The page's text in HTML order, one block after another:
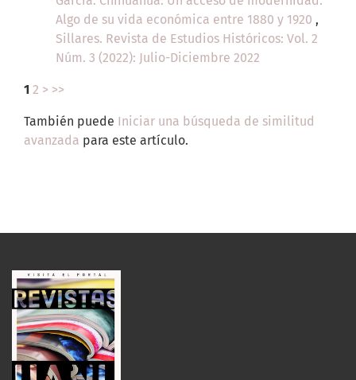
Algo de su vida económica entre 1880 y 1920 ,
Sillares. Revista de Estudios Históricos: Vol. 2
Núm. 3 (2022): Julio-Diciembre 2022
1 2 > >>
También puede Iniciar una búsqueda de similitud
avanzada para este artículo.